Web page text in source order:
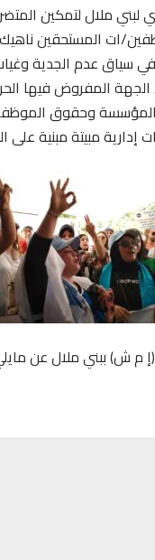
ملال لتمكين
ات المستحقين
في سياق عدم الجدية
المفروض فيها
وحقوق
مبيتة مبنية على
(إ م ش) ببني ملال عن